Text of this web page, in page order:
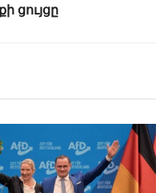
ցույցը